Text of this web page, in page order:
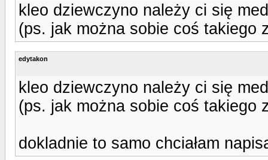
kleo dziewczyno należy ci się
(ps. jak można sobie coś takiego
edytakon
kleo dziewczyno należy ci się
(ps. jak można sobie coś takiego
dokladnie to samo chciałam